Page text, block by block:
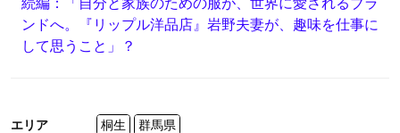
ンドへ。『リップル洋品店』岩野夫妻が、趣味を仕事に
して思うこと」
？
エリア 桐生 群馬県